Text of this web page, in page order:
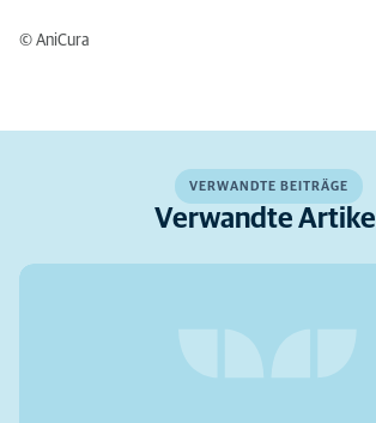
© AniCura
VERWANDTE BEITRÄGE
Verwandte Artikel